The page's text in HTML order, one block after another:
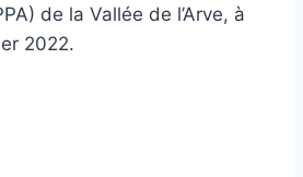
de la Vallée de l’Arve, à
2022.